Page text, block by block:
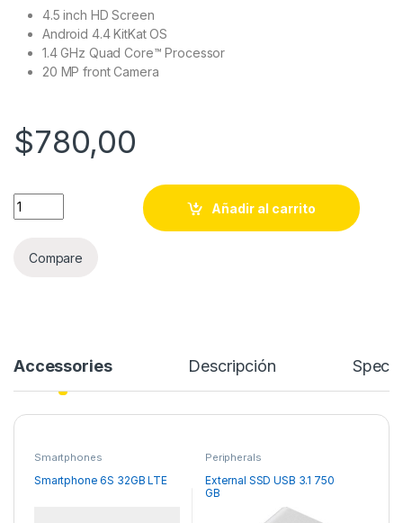
4.5 inch HD Screen
Android 4.4 KitKat OS
1.4 GHz Quad Core™ Processor
20 MP front Camera
$780,00
Smartphone 6S 32GB LTE quantity
Añadir al carrito
Compare
Accessories Descripción
Smartphones
Smartphone 6S 32GB LTE
Peripherals
External SSD USB 3.1 750
GB